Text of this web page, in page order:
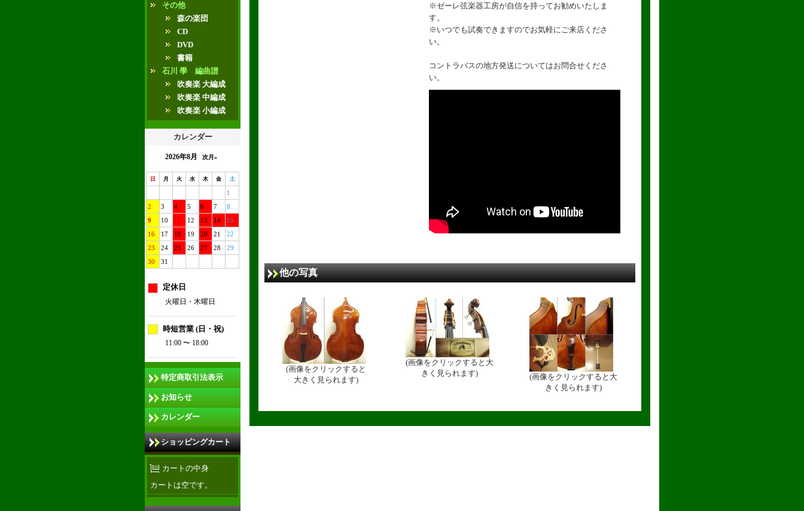
その他
森の楽団
CD
DVD
書籍
石川 學 編曲譜
吹奏楽 大編成
吹奏楽 中編成
吹奏楽 小編成
カレンダー
2026年8月 次月»
日 月 火 水 木 金 土
1
2
3 4 5 6 7
8
9
10 11 12 13 14
15
16
17 18 19 20 21
22
23
24 25 26 27 28
29
30
31
定休日
火曜日・木曜日
時短営業 (日・祝)
11:00 〜 18:00
特定商取引法表示
お知らせ
カレンダー
ショッピングカート
カートの中身
カートは空です。
※ゼーレ弦楽器工房が自信を持ってお勧めいたしま
す。
※いつでも試奏できますのでお気軽にご来店くださ
い。
コントラバスの地方発送についてはお問合せくださ
い。
他の写真
(画像をクリックすると
大きく見られます)
(画像をクリックすると大
きく見られます)
(画像をクリックすると大
きく見られます)